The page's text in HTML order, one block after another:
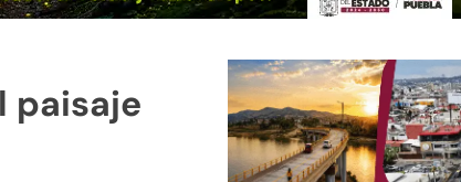
paisaje